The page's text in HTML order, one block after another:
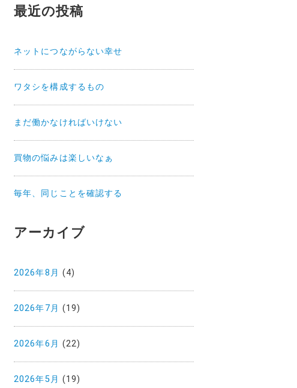
最近の投稿
ネットにつながらない幸せ
ワタシを構成するもの
まだ働かなければいけない
買物の悩みは楽しいなぁ
毎年、同じことを確認する
アーカイブ
2026年8月 (4)
2026年7月 (19)
2026年6月 (22)
2026年5月 (19)